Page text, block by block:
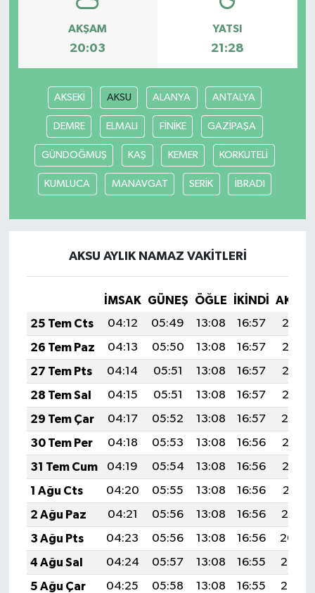
AKŞAM
20:03
YATSI
21:28
AKSEKİ AKSU ALANYA ANTALYA
DEMRE ELMALI FİNİKE GAZİPAŞA
GÜNDOĞMUŞ KAŞ KEMER KORKUTELİ
KUMLUCA MANAVGAT SERİK İBRADI
AKSU AYLIK NAMAZ VAKITLERI
İMSAK GÜNEŞ ÖĞLE İKINDI
25 Tem Cts
04:12 05:49 13:08 16:57
20:17
26 Tem Paz
04:13 05:50 13:08 16:57
20:17
27 Tem Pts
04:14 05:51 13:08 16:57
20:16
28 Tem Sal
04:15 05:51 13:08 16:57
20:15
29 Tem Çar
04:17 05:52 13:08 16:57
20:14
30 Tem Per
04:18 05:53 13:08 16:56
20:13
31 Tem Cum
04:19 05:54 13:08 16:56
20:12
1 Ağu Cts
04:20 05:55 13:08 16:56
20:11
2 Ağu Paz
04:21 05:56 13:08 16:56
20:10
3 Ağu Pts
04:23 05:56 13:08 16:56
20:09
4 Ağu Sal
04:24 05:57 13:08 16:55
20:08
5 Ağu Çar
04:25 05:58 13:08 16:55
20:07